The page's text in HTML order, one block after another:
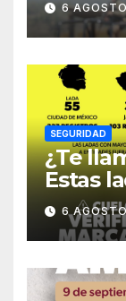
6
SEGURIDAD
¿Te
Estas
para
6